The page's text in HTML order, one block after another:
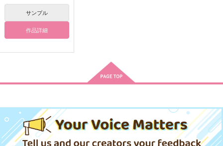
1,290 （税込）
エース×女監督生
サンプル
作品詳細
サンプル
作品詳細